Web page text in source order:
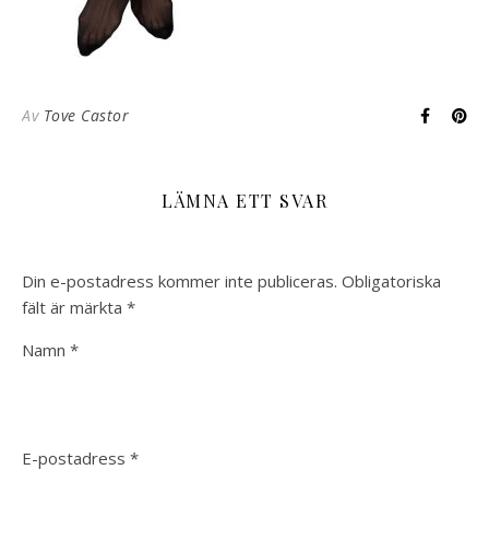
Av Tove Castor
LÄMNA ETT SVAR
Din e-postadress kommer inte publiceras. Obligatoriska
fält är märkta *
Namn *
E-postadress *